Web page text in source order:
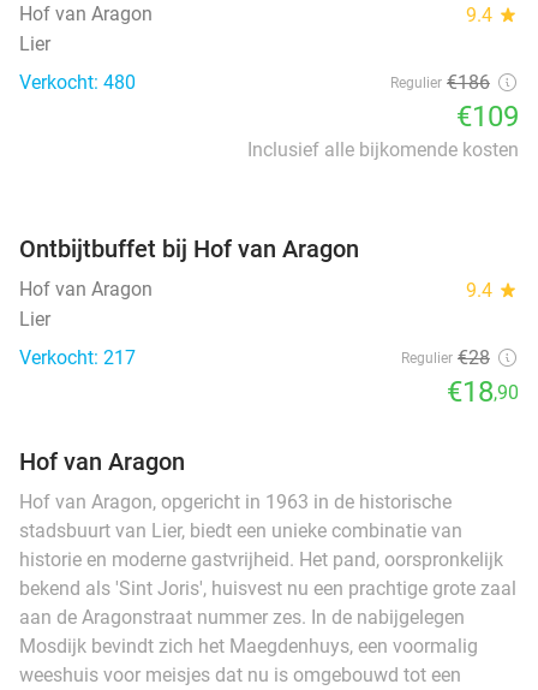
Hof van Aragon 9.4 star
Lier
Verkocht: 480
Regulier €186
€109
Inclusief alle bijkomende kosten
Ontbijtbuffet bij Hof van Aragon
Hof van Aragon 9.4 star
Lier
Verkocht: 217
Regulier €28
€18,90
Hof van Aragon
Hof van Aragon, opgericht in 1963 in de historische
stadsbuurt van Lier, biedt een unieke combinatie van
historie en moderne gastvrijheid. Het pand, oorspronkelijk
bekend als 'Sint Joris', huisvest nu een prachtige grote zaal
aan de Aragonstraat nummer zes. In de nabijgelegen
Mosdijk bevindt zich het Maegdenhuys, een voormalig
weeshuis voor meisjes dat nu is omgebouwd tot een